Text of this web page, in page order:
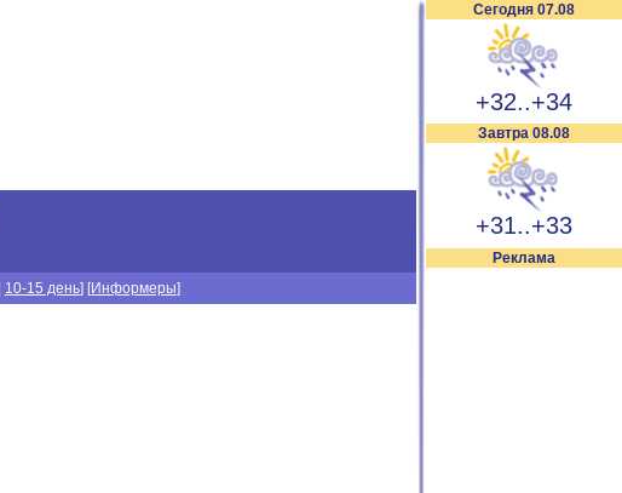
Сегодня 07.08
+32..+34
Завтра 08.08
+31..+33
Реклама
10-15 день] [Информеры]